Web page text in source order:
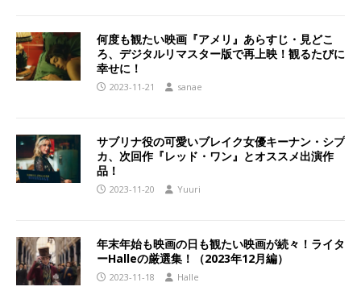
何度も観たい映画『アメリ』あらすじ・見どこ
ろ、デジタルリマスター版で再上映！観るたびに
幸せに！
2023-11-21 sanae
サブリナ役の可愛いブレイク女優キーナン・シプ
カ、次回作『レッド・ワン』とオススメ出演作
品！
2023-11-20 Yuuri
年末年始も映画の日も観たい映画が続々！ライタ
ーHalleの厳選集！（2023年12月編）
2023-11-18 Halle